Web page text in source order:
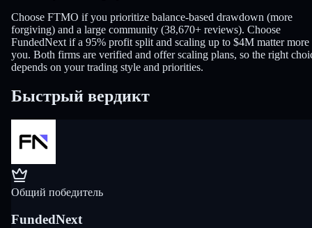
Choose FTMO if you prioritize balance-based drawdown (more
forgiving) and a large community (38,670+ reviews). Choose
FundedNext if a 95% profit split and scaling up to $4M matter more
you. Both firms are verified and offer scaling plans, so the right
depends on your trading style and priorities.
Быстрый вердикт
Общий победитель
FundedNext